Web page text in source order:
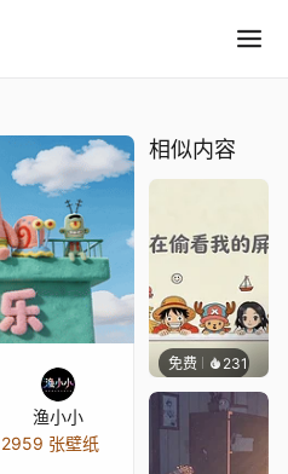
渔小小
2959 张壁纸
相似内容
免费 231渔小小